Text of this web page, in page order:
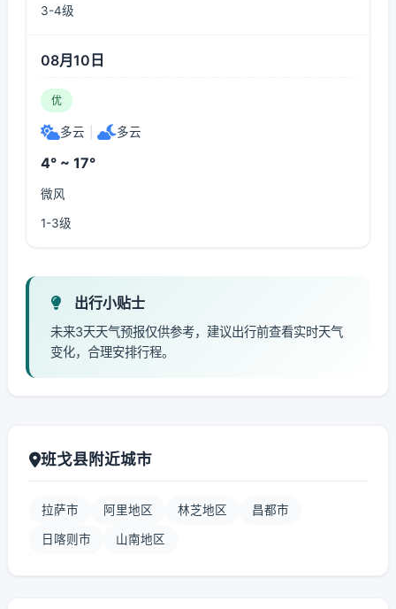
3-4级
08月10日
优
多云 多云
4° ~ 17°
微风
1-3级
出行小贴士
未来3天天气预报仅供参考，建议出行前查看实时天气
变化，合理安排行程。
班戈县附近城市
拉萨市 阿里地区 林芝地区 昌都市
日喀则市 山南地区